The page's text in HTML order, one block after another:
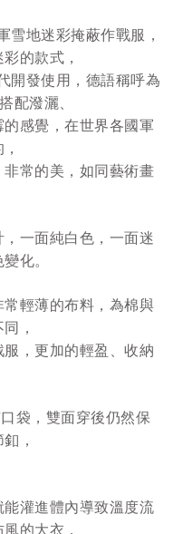
地迷彩掩蔽作戰服，
的款式，
開發使用，德語稱呼為
配潑灑、
感覺，在世界各國軍
常的美，如同藝術畫
一面純白色，一面迷
化。
輕薄的布料，為棉與
，
，更加的輕盈、收納
袋，雙面穿後仍然保
，
灌進體內導致溫度流
的大衣，